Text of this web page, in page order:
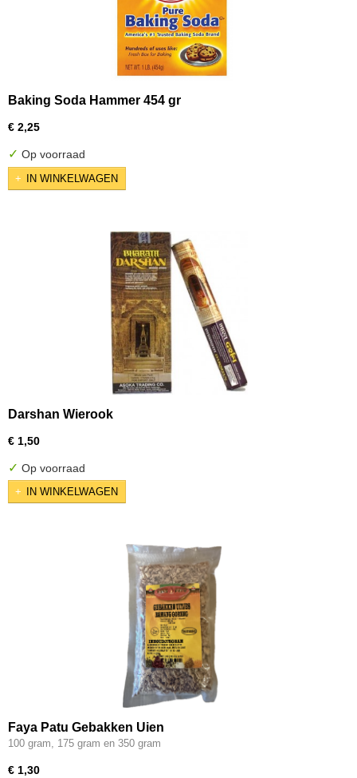
Baking Soda Hammer 454 gr
€ 2,25
✓ Op voorraad
IN WINKELWAGEN
Darshan Wierook
€ 1,50
✓ Op voorraad
IN WINKELWAGEN
Faya Patu Gebakken Uien
100 gram, 175 gram en 350 gram
€ 1,30